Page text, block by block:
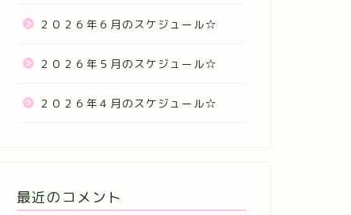
２０２６年６月のスケジュール☆
２０２６年５月のスケジュール☆
２０２６年４月のスケジュール☆
最近のコメント